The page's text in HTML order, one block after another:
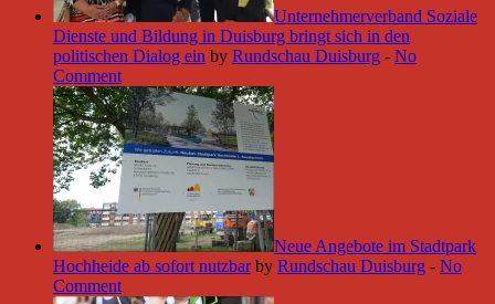
Unternehmerverband Soziale
Dienste und Bildung in Duisburg bringt sich in den
politischen Dialog ein by Rundschau Duisburg - No
Comment
Neue Angebote im Stadtpark
Hochheide ab sofort nutzbar by Rundschau Duisburg - No
Comment